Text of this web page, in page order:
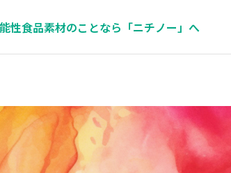
性食品素材のことなら「ニチノー」へ